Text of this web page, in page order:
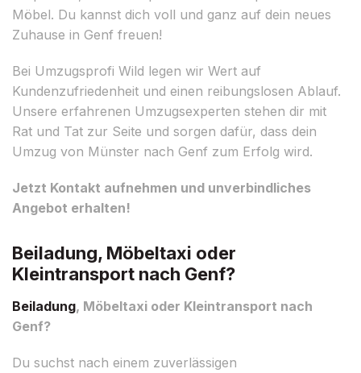
Möbel. Du kannst dich voll und ganz auf dein neues
Zuhause in Genf freuen!
Bei Umzugsprofi Wild legen wir Wert auf
Kundenzufriedenheit und einen reibungslosen Ablauf.
Unsere erfahrenen Umzugsexperten stehen dir mit
Rat und Tat zur Seite und sorgen dafür, dass dein
Umzug von Münster nach Genf zum Erfolg wird.
Jetzt Kontakt aufnehmen und unverbindliches
Angebot erhalten!
Beiladung, Möbeltaxi oder
Kleintransport nach Genf?
Beiladung, Möbeltaxi oder Kleintransport nach
Genf?
Du suchst nach einem zuverlässigen